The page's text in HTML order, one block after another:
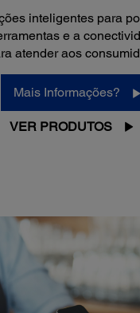
inteligentes para
e a
atender aos
Mais Informações?
VER PRODUTOS